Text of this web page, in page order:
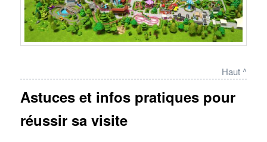
Haut ^
Astuces et infos pratiques pour
réussir sa visite